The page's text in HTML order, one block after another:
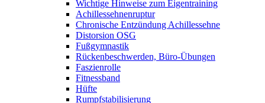
Wichtige Hinweise zum Eigentraining
Achillessehnenruptur
Chronische Entzündung Achillessehne
Distorsion OSG
Fußgymnastik
Rückenbeschwerden, Büro-Übungen
Faszienrolle
Fitnessband
Hüfte
Rumpfstabilisierung